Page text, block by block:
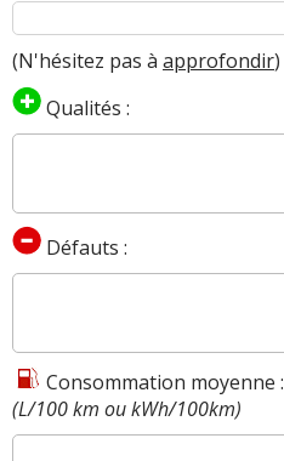
(N'hésitez pas à approfondir)
Qualités :
Défauts :
Consommation moyenne :
(L/100 km ou kWh/100km)